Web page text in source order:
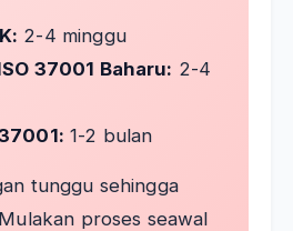
2-4 minggu
37001 Baharu: 2-4
1-2 bulan
tunggu sehingga
proses seawal